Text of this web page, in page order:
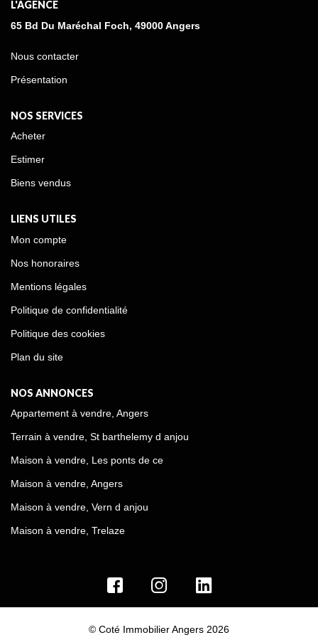
L'AGENCE
65 Bd Du Maréchal Foch, 49000 Angers
Nous contacter
Présentation
NOS SERVICES
Acheter
Estimer
Biens vendus
LIENS UTILES
Mon compte
Nos honoraires
Mentions légales
Politique de confidentialité
Politique des cookies
Plan du site
NOS ANNONCES
Appartement à vendre, Angers
Terrain à vendre, St barthelemy d anjou
Maison à vendre, Les ponts de ce
Maison à vendre, Angers
Maison à vendre, Vern d anjou
Maison à vendre, Trelaze
© Coté Immobilier Angers 2026